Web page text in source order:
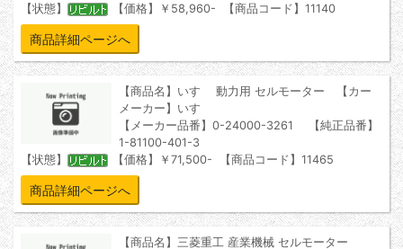
【状態】
【価格】￥58,960- 【商品コード】11140
商品詳細ページへ
【商品名】いすゞ 動力用 セルモーター 【カー
メーカー】いすゞ
【メーカー品番】0-24000-3261 【純正品番】
1-81100-401-3
【状態】
【価格】￥71,500- 【商品コード】11465
商品詳細ページへ
【商品名】三菱重工 産業機械 セルモーター